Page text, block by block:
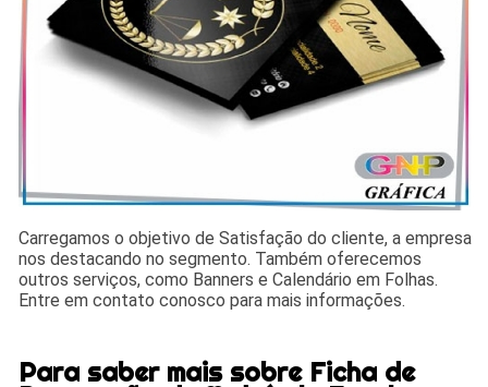
Carregamos o objetivo de Satisfação do cliente, a empresa
nos destacando no segmento. Também oferecemos
outros serviços, como Banners e Calendário em Folhas.
Entre em contato conosco para mais informações.
Para saber mais sobre Ficha de